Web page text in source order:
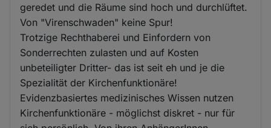
geredet und die Räume sind hoch und durchlüftet.
Von "Virenschwaden" keine Spur!
Trotzige Rechthaberei und Einfordern von
Sonderrechten zulasten und auf Kosten
unbeteiligter Dritter- das ist seit eh und je die
Spezialität der Kirchenfunktionäre!
Evidenzbasiertes medizinisches Wissen nutzen
Kirchenfunktionäre - möglichst diskret - nur für